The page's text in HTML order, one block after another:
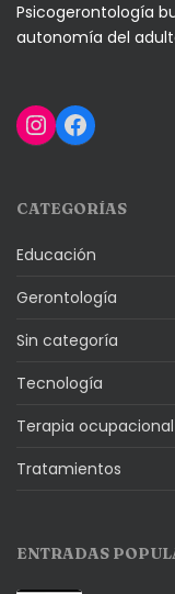
Psicogerontología
autonomía del
Instagram
Facebook
CATEGORÍAS
Educación
Gerontología
Sin categoría
Tecnología
Terapia ocupacional
Tratamientos
ENTRADAS